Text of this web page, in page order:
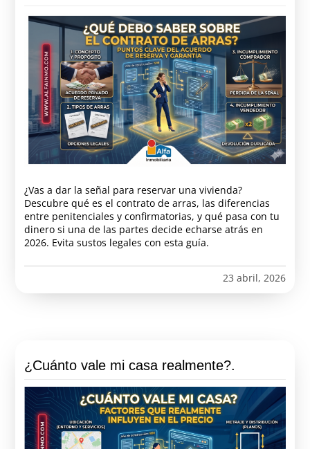
¿Vas a dar la señal para reservar una vivienda?
Descubre qué es el contrato de arras, las diferencias
entre penitenciales y confirmatorias, y qué pasa con tu
dinero si una de las partes decide echarse atrás en
2026. Evita sustos legales con esta guía.
23 abril, 2026
¿Cuánto vale mi casa realmente?.